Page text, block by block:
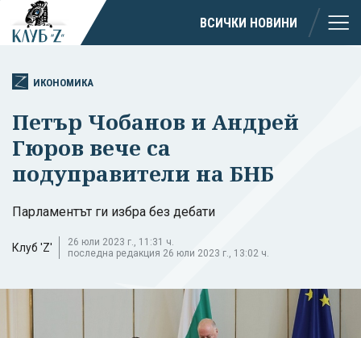
ВСИЧКИ НОВИНИ
ИКОНОМИКА
Петър Чобанов и Андрей
Гюров вече са
подуправители на БНБ
Парламентът ги избра без дебати
Клуб 'Z'
26 юли 2023 г., 11:31 ч.
последна редакция 26 юли 2023 г., 13:02 ч.